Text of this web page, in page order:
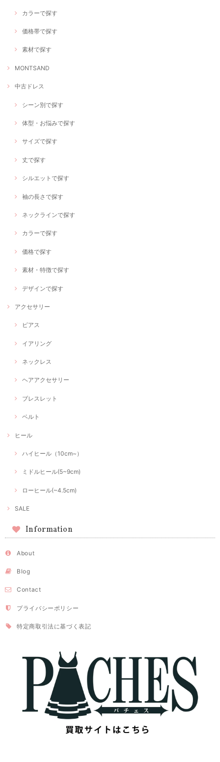
カラーで探す
価格帯で探す
素材で探す
MONTSAND
中古ドレス
シーン別で探す
体型・お悩みで探す
サイズで探す
丈で探す
シルエットで探す
袖の長さで探す
ネックラインで探す
カラーで探す
価格で探す
素材・特徴で探す
デザインで探す
アクセサリー
ピアス
イアリング
ネックレス
ヘアアクセサリー
ブレスレット
ベルト
ヒール
ハイヒール（10cm~）
ミドルヒール(5~9cm)
ローヒール(~4.5cm)
SALE
Information
About
Blog
Contact
プライバシーポリシー
特定商取引法に基づく表記